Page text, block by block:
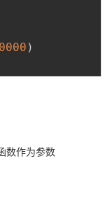
)
数作为参数